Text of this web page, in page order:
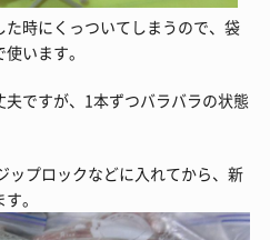
時にくっついてしまうので、袋
います。
ですが、1本ずつバラバラの状態
プロックなどに入れてから、新
。